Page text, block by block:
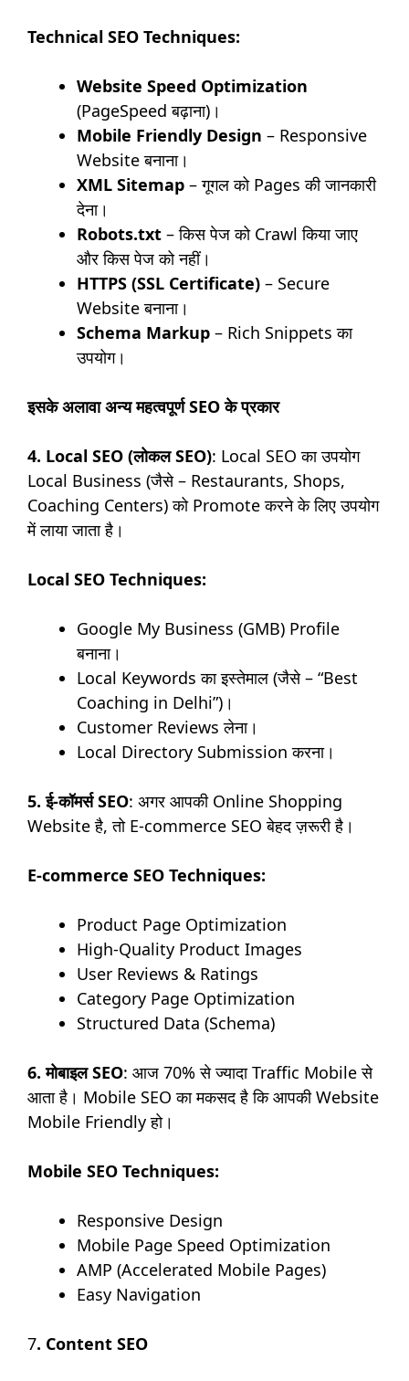
Technical SEO Techniques:
Website Speed Optimization
(PageSpeed बढ़ाना)।
Mobile Friendly Design – Responsive
Website बनाना।
XML Sitemap – गूगल को Pages की जानकारी
देना।
Robots.txt – किस पेज को Crawl किया जाए
और किस पेज को नहीं।
HTTPS (SSL Certificate) – Secure
Website बनाना।
Schema Markup – Rich Snippets का
उपयोग।
इसके अलावा अन्य महत्वपूर्ण SEO के प्रकार
4. Local SEO (लोकल SEO): Local SEO का उपयोग
Local Business (जैसे – Restaurants, Shops,
Coaching Centers) को Promote करने के लिए उपयोग
में लाया जाता है।
Local SEO Techniques:
Google My Business (GMB) Profile
बनाना।
Local Keywords का इस्तेमाल (जैसे – “Best
Coaching in Delhi”)।
Customer Reviews लेना।
Local Directory Submission करना।
5. ई-कॉमर्स SEO: अगर आपकी Online Shopping
Website है, तो E-commerce SEO बेहद ज़रूरी है।
E-commerce SEO Techniques:
Product Page Optimization
High-Quality Product Images
User Reviews & Ratings
Category Page Optimization
Structured Data (Schema)
6. मोबाइल SEO: आज 70% से ज्यादा Traffic Mobile से
आता है। Mobile SEO का मकसद है कि आपकी Website
Mobile Friendly हो।
Mobile SEO Techniques:
Responsive Design
Mobile Page Speed Optimization
AMP (Accelerated Mobile Pages)
Easy Navigation
7. Content SEO